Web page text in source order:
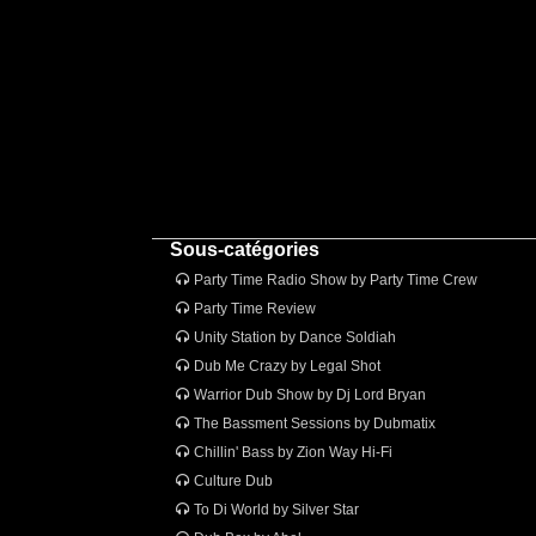
Sous-catégories
Party Time Radio Show by Party Time Crew
Party Time Review
Unity Station by Dance Soldiah
Dub Me Crazy by Legal Shot
Warrior Dub Show by Dj Lord Bryan
The Bassment Sessions by Dubmatix
Chillin' Bass by Zion Way Hi-Fi
Culture Dub
To Di World by Silver Star